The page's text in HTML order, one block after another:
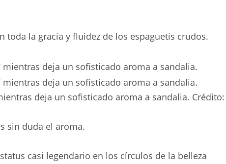
toda la gracia y fluidez de los espaguetis crudos.
deja un sofisticado aroma a sandalia. Crédito:
sin duda el aroma.
casi legendario en los círculos de la belleza